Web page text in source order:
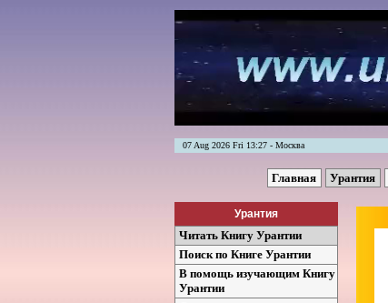
07 Aug 2026 Fri 13:27 - Москва
Главная Урантия
Урантия
Читать Книгу Урантии
Поиск по Книге Урантии
В помощь изучающим Книгу
Урантии